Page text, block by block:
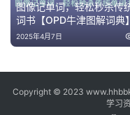
图像记单词，轻松秒杀传
词书【OPD牛津图解词典
3版中英文（电子书+视频
频全集）） 3G
2025年4月7日
Copyright © 2023
学习